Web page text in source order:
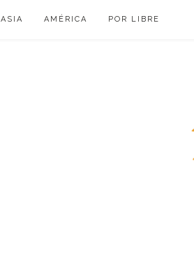
ASIA AMÉRICA POR LIBRE